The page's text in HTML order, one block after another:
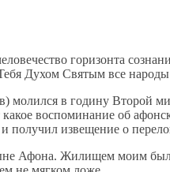
горизонта
Духом Святым все народы
в годину Второй
воспоминание об
получил извещение о
Афона. Жилищем моим